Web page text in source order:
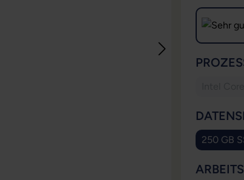
250 GB